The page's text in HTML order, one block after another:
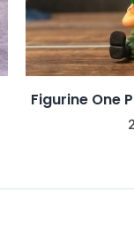
Figurine One